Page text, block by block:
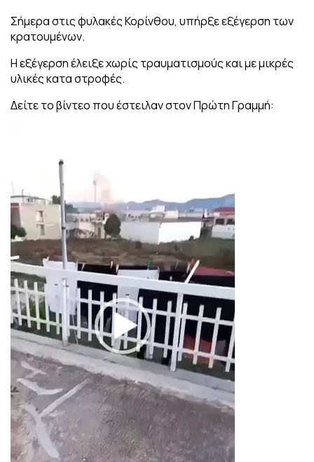
Σήμερα στις φυλακές Κορίνθου, υπήρξε εξέγερση των
κρατουμένων.
H εξέγερση έλειξε χωρίς τραυματισμούς και με μικρές
υλικές κατα στροφές.
Δείτε το βίντεο που έστειλαν στον Πρώτη Γραμμή: